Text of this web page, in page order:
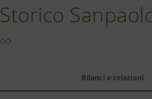
Storico
Bilanci e relazioni